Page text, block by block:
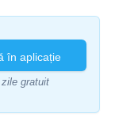
în aplicație
gratuit